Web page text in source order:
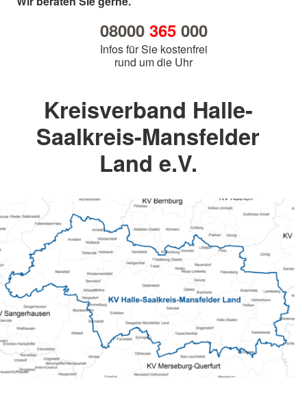
08000 365000
Infos für Sie kostenfrei
rund um die Uhr
Kreisverband Halle-
Saalkreis-Mansfelder
Land e.V.